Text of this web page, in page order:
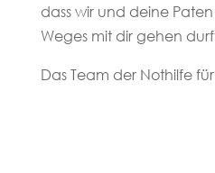
dass wir und deine
Weges mit dir gehen
Das Team der Nothilfe